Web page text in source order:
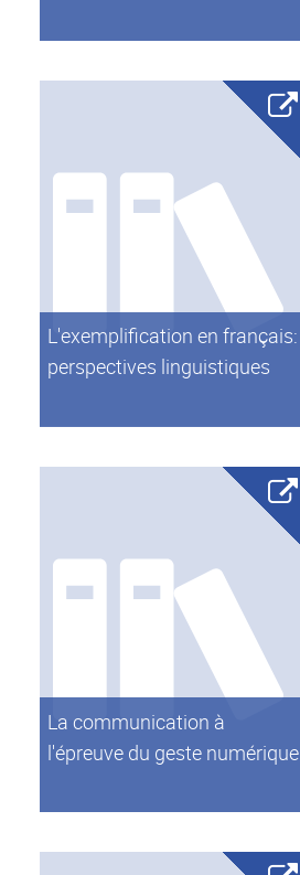
L'exemplification en français:
perspectives linguistiques
La communication à
l'épreuve du geste numérique